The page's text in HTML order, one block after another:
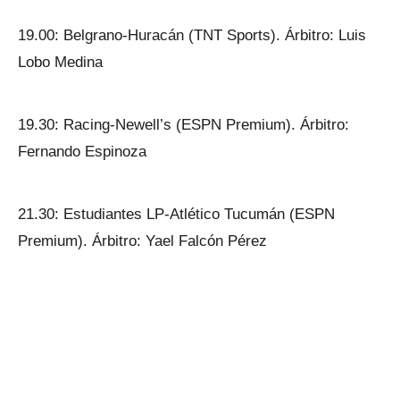
19.00: Belgrano-Huracán (TNT Sports). Árbitro: Luis
Lobo Medina
19.30: Racing-Newell’s (ESPN Premium). Árbitro:
Fernando Espinoza
21.30: Estudiantes LP-Atlético Tucumán (ESPN
Premium). Árbitro: Yael Falcón Pérez